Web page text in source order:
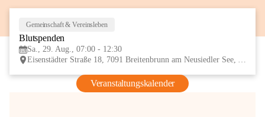
Gemeinschaft & Vereinsleben
Blutspenden
Sa., 29. Aug., 07:00 - 12:30
Eisenstädter Straße 18, 7091 Breitenbrunn am Neusiedler See, AUT
Veranstaltungskalender